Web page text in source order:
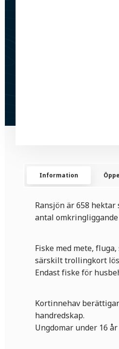
Information
Ransjön är 658
antal
Fiske med mete,
särskilt trollingkort
Endast fiske för
Kortinnehav
handredskap.
Ungdomar under 16